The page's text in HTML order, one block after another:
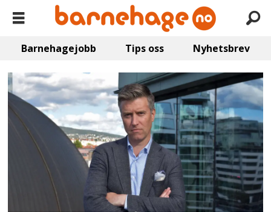
Barnehagejobb Tips oss Nyhetsbrev
Emne:
finansiering